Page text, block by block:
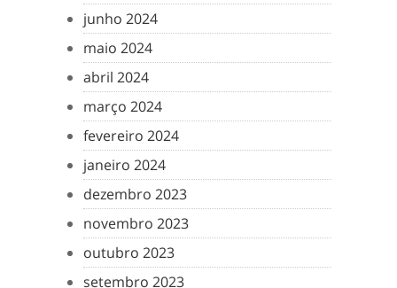
junho 2024
maio 2024
abril 2024
março 2024
fevereiro 2024
janeiro 2024
dezembro 2023
novembro 2023
outubro 2023
setembro 2023